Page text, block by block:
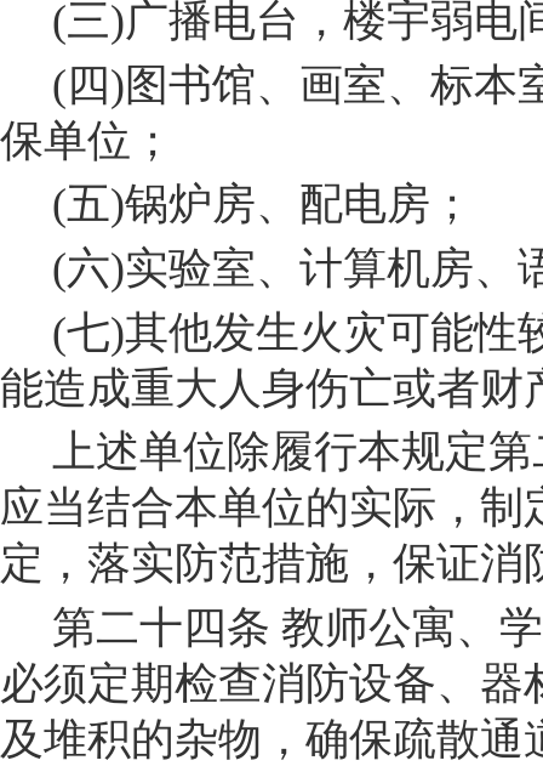
(三)广播电台 ，楼宇弱电
( 四)图书馆、 画室、标本
保单位；
(五)锅炉房、配电房；
(六)实验室、计算机房、
(七)其他发生火灾可能性
能造成重大人身伤亡或者财
上述单位除履行本规定
应当结合本单位的实际，
定，落实防范措施，保证消
第二十四条 教师公寓、
必须定期检查消防设备、
及堆积的杂物， 确保疏散通